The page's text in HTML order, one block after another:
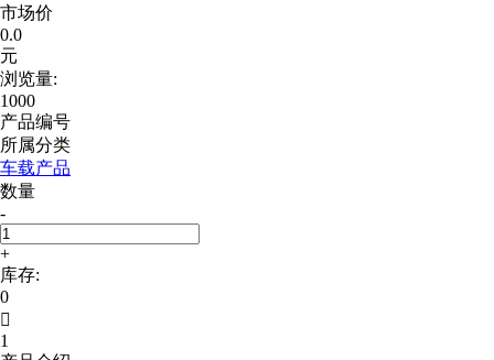
市场价
0.0
元
浏览量:
1000
产品编号
所属分类
车载产品
数量
-
+
库存:
0

1